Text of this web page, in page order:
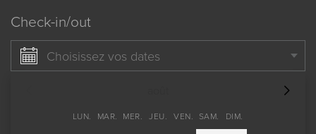
Check-in/out
Choisissez vos dates
LUN. MAR. MER. JEU. VEN. SAM. DIM.